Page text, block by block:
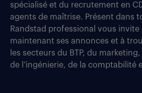
spécialisé et du recrutement en
agents de maîtrise. Présent dans
Randstad professional vous invite
maintenant ses annonces et à
les secteurs du BTP, du
de l’ingénierie, de la comptabilité